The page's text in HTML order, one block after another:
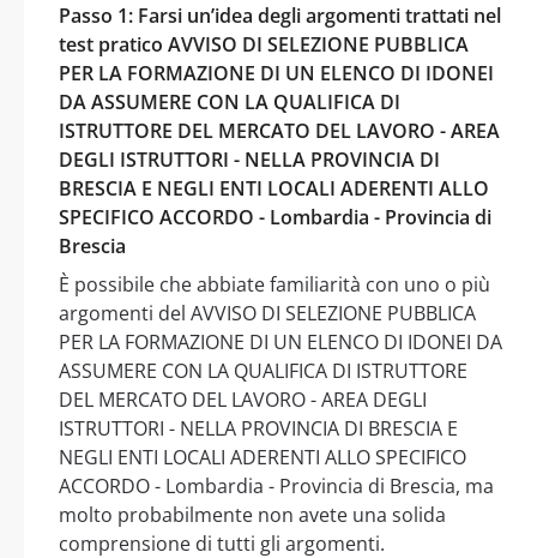
Passo 1: Farsi un’idea degli argomenti trattati nel
test pratico AVVISO DI SELEZIONE PUBBLICA
PER LA FORMAZIONE DI UN ELENCO DI IDONEI
DA ASSUMERE CON LA QUALIFICA DI
ISTRUTTORE DEL MERCATO DEL LAVORO - AREA
DEGLI ISTRUTTORI - NELLA PROVINCIA DI
BRESCIA E NEGLI ENTI LOCALI ADERENTI ALLO
SPECIFICO ACCORDO - Lombardia - Provincia di
Brescia
È possibile che abbiate familiarità con uno o più
argomenti del AVVISO DI SELEZIONE PUBBLICA
PER LA FORMAZIONE DI UN ELENCO DI IDONEI DA
ASSUMERE CON LA QUALIFICA DI ISTRUTTORE
DEL MERCATO DEL LAVORO - AREA DEGLI
ISTRUTTORI - NELLA PROVINCIA DI BRESCIA E
NEGLI ENTI LOCALI ADERENTI ALLO SPECIFICO
ACCORDO - Lombardia - Provincia di Brescia, ma
molto probabilmente non avete una solida
comprensione di tutti gli argomenti.